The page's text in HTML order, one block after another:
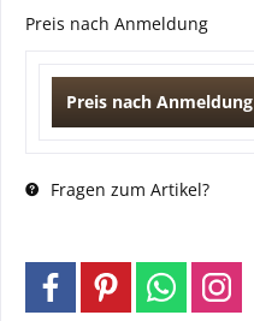
Preis nach Anmeldung
Preis nach Anmeldung
Fragen zum Artikel?